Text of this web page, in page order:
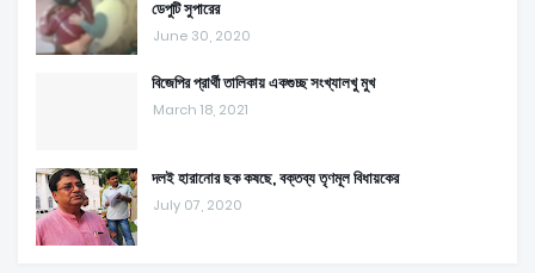
ডেপুটি সুপারের
June 30, 2020
বিজেপির প্রার্থী তালিকায় একগুচ্ছ সংখ্যালখু মুখ
March 18, 2021
দলই হারানোর ছক কষছে, বক্তব্য তৃণমূল বিধায়কের
July 07, 2020